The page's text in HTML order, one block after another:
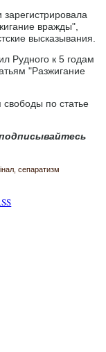
вражды",
высказывания.
Рудного к 5 годам
"Разжигание
по статье
сепаратизм